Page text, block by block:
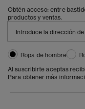
Obtén acceso: entre
productos y ventas.
Ropa de hombre
Al suscribirte aceptas
Para obtener más